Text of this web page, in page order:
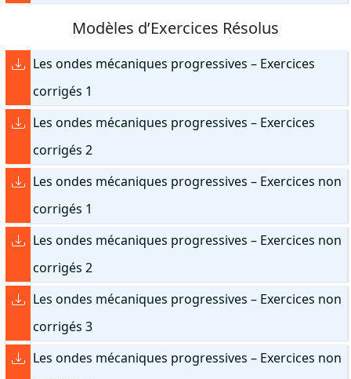
Modèles d’Exercices Résolus
Les ondes mécaniques progressives – Exercices
corrigés 1
Les ondes mécaniques progressives – Exercices
corrigés 2
Les ondes mécaniques progressives – Exercices non
corrigés 1
Les ondes mécaniques progressives – Exercices non
corrigés 2
Les ondes mécaniques progressives – Exercices non
corrigés 3
Les ondes mécaniques progressives – Exercices non